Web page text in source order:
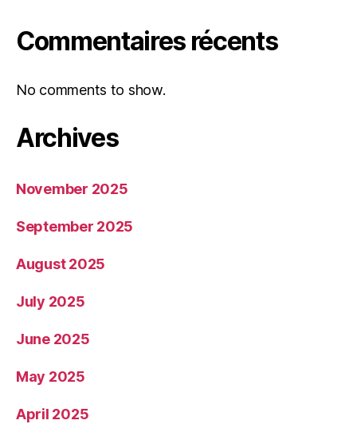
Commentaires récents
No comments to show.
Archives
November 2025
September 2025
August 2025
July 2025
June 2025
May 2025
April 2025